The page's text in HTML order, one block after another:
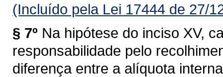
(Incluído pela Lei 17444 de 27/
§ 7º Na hipótese do inciso XV,
responsabilidade pelo
diferença entre a alíquota